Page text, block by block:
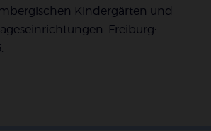
Kindergärten und
Freiburg: